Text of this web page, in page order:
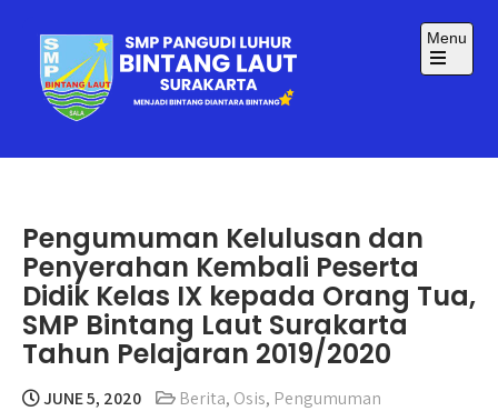
content
SMP BINTANG LAUT
Menu
Open
Pengumuman Kelulusan dan
Penyerahan Kembali Peserta
Didik Kelas IX kepada Orang Tua,
SMP Bintang Laut Surakarta
Tahun Pelajaran 2019/2020
JUNE 5, 2020 Berita, Osis, Pengumuman